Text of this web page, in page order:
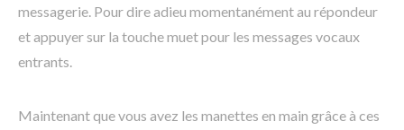
messagerie. Pour dire adieu momentanément au répondeur
et appuyer sur la touche muet pour les messages vocaux
entrants.
Maintenant que vous avez les manettes en main grâce à ces